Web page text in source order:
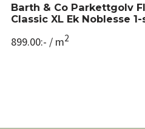
Barth & Co Parkettgolv
Classic XL Ek Noblesse
899.00:- / m2